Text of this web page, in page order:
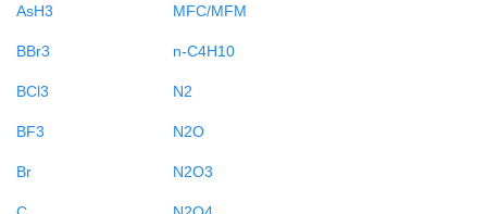
AsH3
BBr3
BCl3
BF3
Br
MFC/MFM
n-C4H10
N2
N2O
N2O3